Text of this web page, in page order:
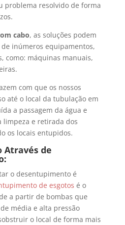
problema resolvido de forma
cabo, as soluções podem
inúmeros equipamentos,
como: máquinas manuais,
com que os nossos
até o local da tubulação em
a passagem da água e
limpeza e retirada dos
os locais entupidos.
Através de
o desentupimento é
de esgotos é o
a partir de bombas que
média e alta pressão
o local de forma mais